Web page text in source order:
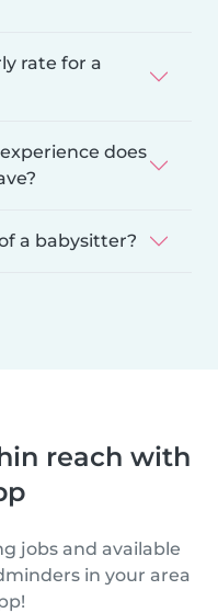
rate for a
does
a babysitter?
reach with
jobs and available
in your area